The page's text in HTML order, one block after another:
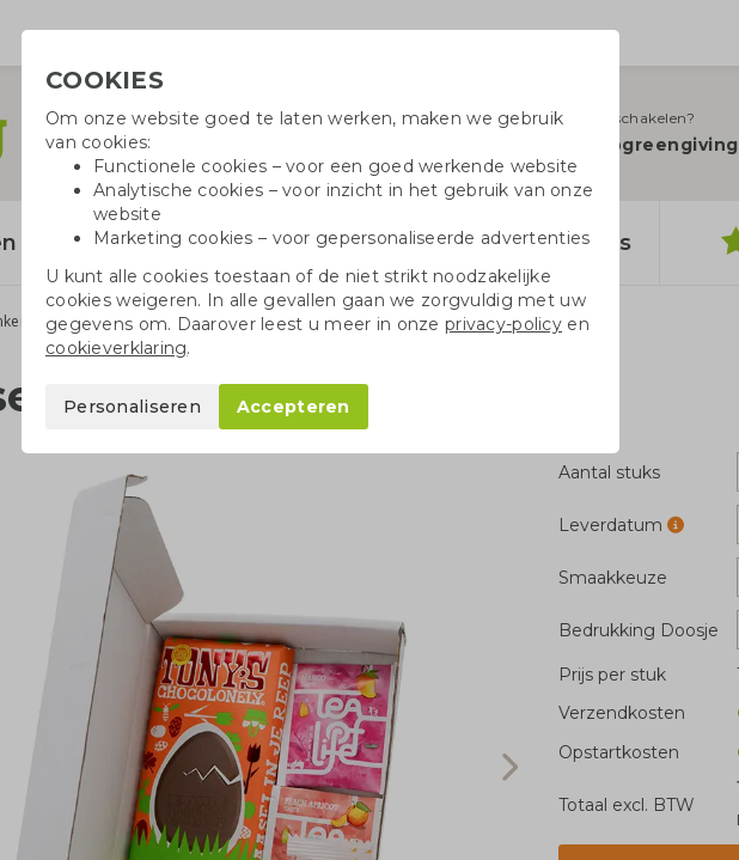
Hulplijn inschakelen?
bloei Drinkflessen Balpennen Tote bags
Paaspakketten Theepakket Pasen
Aantal stuks
Leverdatum
Smaakkeuze
Bedrukking Doosje
Prijs per stuk
Verzendkosten
Opstartkosten
Totaal excl. BTW
COOKIES
Om onze website goed te laten werken, maken we gebruik
van cookies:
Functionele cookies – voor een goed werkende website
Analytische cookies – voor inzicht in het gebruik van onze
website
Marketing cookies – voor gepersonaliseerde advertenties
U kunt alle cookies toestaan of de niet strikt noodzakelijke
cookies weigeren. In alle gevallen gaan we zorgvuldig met uw
gegevens om. Daarover leest u meer in onzeprivacy-policyen
cookieverklaring.
Personaliseren Accepteren